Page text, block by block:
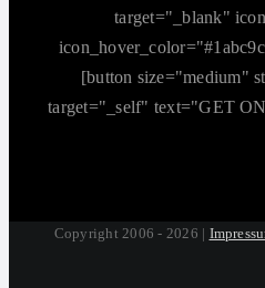
target="_blank"
[button size="medium"
target="_self" text="GET
Copyright 2006 - 2026 |